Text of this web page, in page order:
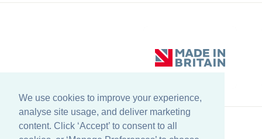
We use cookies to improve your experience,
analyse site usage, and deliver marketing
content. Click ‘Accept’ to consent to all